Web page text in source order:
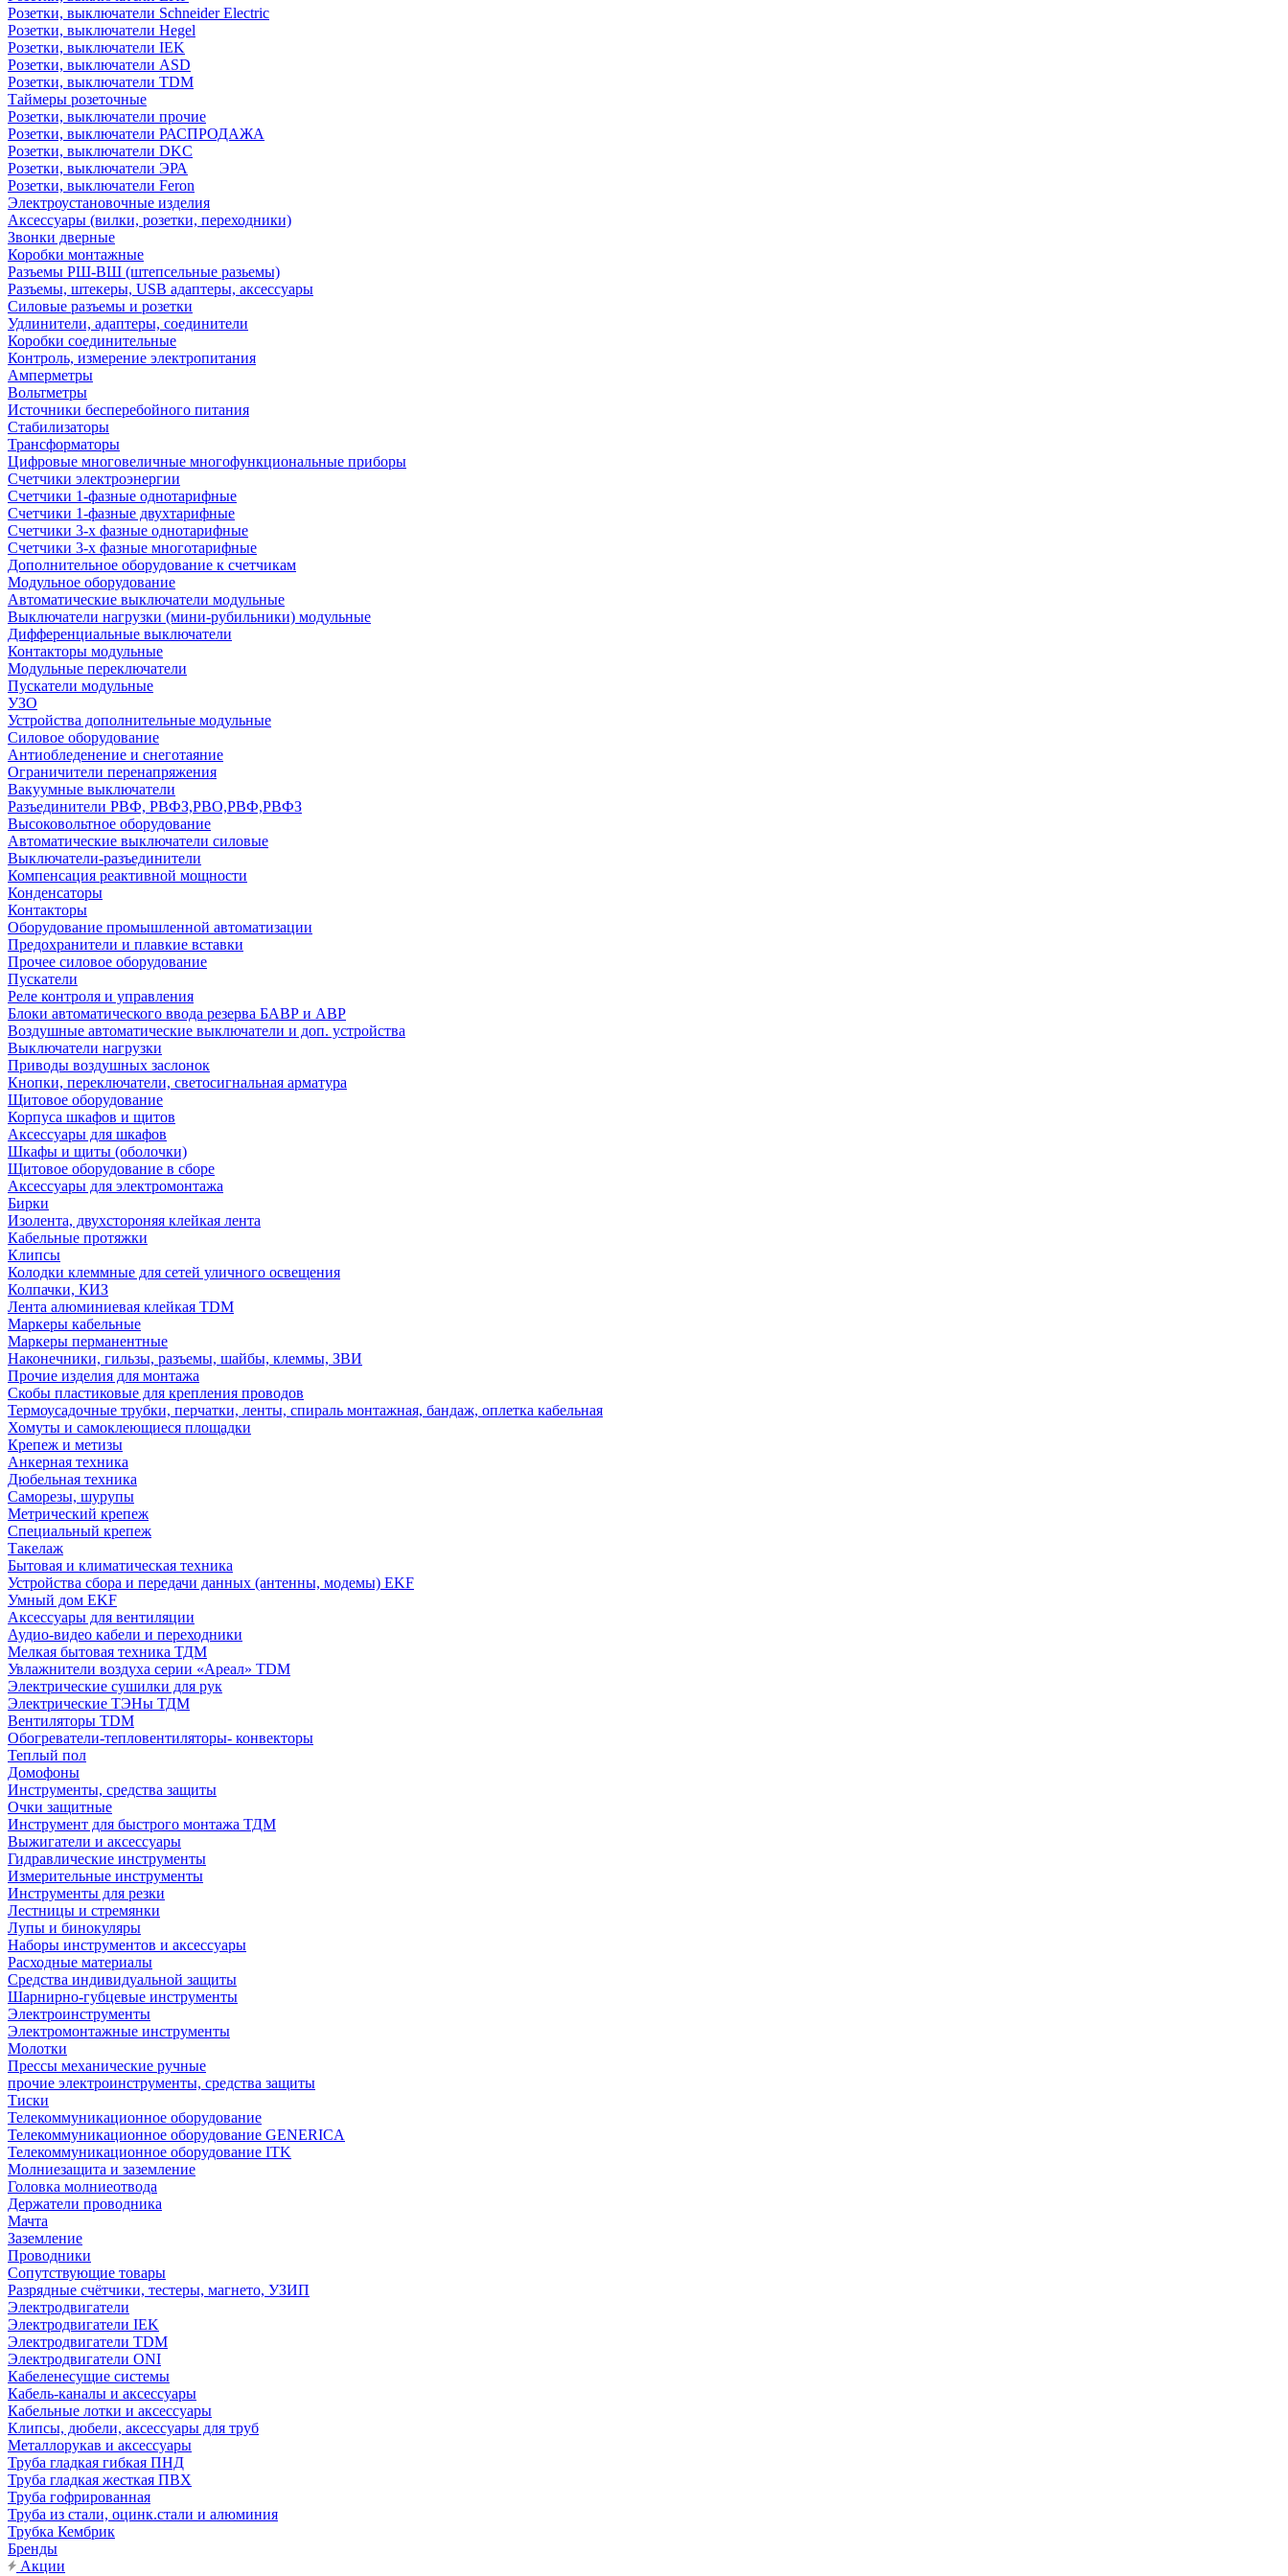
Розетки, выключатели Schneider Electric
Розетки, выключатели Hegel
Розетки, выключатели IEK
Розетки, выключатели ASD
Розетки, выключатели TDM
Таймеры розеточные
Розетки, выключатели прочие
Розетки, выключатели РАСПРОДАЖА
Розетки, выключатели DKC
Розетки, выключатели ЭРА
Розетки, выключатели Feron
Электроустановочные изделия
Аксессуары (вилки, розетки, переходники)
Звонки дверные
Коробки монтажные
Разъемы РШ-ВШ (штепсельные разьемы)
Разъемы, штекеры, USB адаптеры, аксессуары
Силовые разъемы и розетки
Удлинители, адаптеры, соединители
Коробки соединительные
Контроль, измерение электропитания
Амперметры
Вольтметры
Источники бесперебойного питания
Стабилизаторы
Трансформаторы
Цифровые многовеличные многофункциональные приборы
Счетчики электроэнергии
Счетчики 1-фазные однотарифные
Счетчики 1-фазные двухтарифные
Счетчики 3-х фазные однотарифные
Счетчики 3-х фазные многотарифные
Дополнительное оборудование к счетчикам
Модульное оборудование
Автоматические выключатели модульные
Выключатели нагрузки (мини-рубильники) модульные
Дифференциальные выключатели
Контакторы модульные
Модульные переключатели
Пускатели модульные
УЗО
Устройства дополнительные модульные
Силовое оборудование
Антиобледенение и снеготаяние
Ограничители перенапряжения
Вакуумные выключатели
Разъединители РВФ, РВФЗ,РВО,РВФ,РВФЗ
Высоковольтное оборудование
Автоматические выключатели cиловые
Выключатели-разъединители
Компенсация реактивной мощности
Конденсаторы
Контакторы
Оборудование промышленной автоматизации
Предохранители и плавкие вставки
Прочее силовое оборудование
Пускатели
Реле контроля и управления
Блоки автоматического ввода резерва БАВР и АВР
Воздушные автоматические выключатели и доп. устройства
Выключатели нагрузки
Приводы воздушных заслонок
Кнопки, переключатели, светосигнальная арматура
Щитовое оборудование
Корпуса шкафов и щитов
Аксессуары для шкафов
Шкафы и щиты (оболочки)
Щитовое оборудование в сборе
Аксессуары для электромонтажа
Бирки
Изолента, двухстороняя клейкая лента
Кабельные протяжки
Клипсы
Колодки клеммные для сетей уличного освещения
Колпачки, КИЗ
Лента алюминиевая клейкая TDM
Маркеры кабельные
Маркеры перманентные
Наконечники, гильзы, разъемы, шайбы, клеммы, ЗВИ
Прочие изделия для монтажа
Скобы пластиковые для крепления проводов
Термоусадочные трубки, перчатки, ленты, спираль монтажная, бандаж, оплетка кабельная
Хомуты и самоклеющиеся площадки
Крепеж и метизы
Анкерная техника
Дюбельная техника
Саморезы, шурупы
Метрический крепеж
Специальный крепеж
Такелаж
Бытовая и климатическая техника
Устройства сбора и передачи данных (антенны, модемы) EKF
Умный дом EKF
Аксессуары для вентиляции
Аудио-видео кабели и переходники
Мелкая бытовая техника ТДМ
Увлажнители воздуха серии «Ареал» TDM
Электрические сушилки для рук
Электрические ТЭНы ТДМ
Вентиляторы TDM
Обогреватели-тепловентиляторы- конвекторы
Теплый пол
Домофоны
Инструменты, средства защиты
Очки защитные
Инструмент для быстрого монтажа ТДМ
Выжигатели и аксессуары
Гидравлические инструменты
Измерительные инструменты
Инструменты для резки
Лестницы и стремянки
Лупы и бинокуляры
Наборы инструментов и аксессуары
Расходные материалы
Средства индивидуальной защиты
Шарнирно-губцевые инструменты
Электроинструменты
Электромонтажные инструменты
Молотки
Прессы механические ручные
прочие электроинструменты, средства защиты
Тиски
Телекоммуникационное оборудование
Телекоммуникационное оборудование GENERICA
Телекоммуникационное оборудование ITK
Молниезащита и заземление
Головка молниеотвода
Держатели проводника
Мачта
Заземление
Проводники
Сопутствующие товары
Разрядные счётчики, тестеры, магнето, УЗИП
Электродвигатели
Электродвигатели IEK
Электродвигатели TDM
Электродвигатели ONI
Кабеленесущие системы
Кабель-каналы и аксессуары
Кабельные лотки и аксессуары
Клипсы, дюбели, аксессуары для труб
Металлорукав и аксессуары
Труба гладкая гибкая ПНД
Труба гладкая жесткая ПВХ
Труба гофрированная
Труба из стали, оцинк.стали и алюминия
Трубка Кембрик
Бренды
Акции